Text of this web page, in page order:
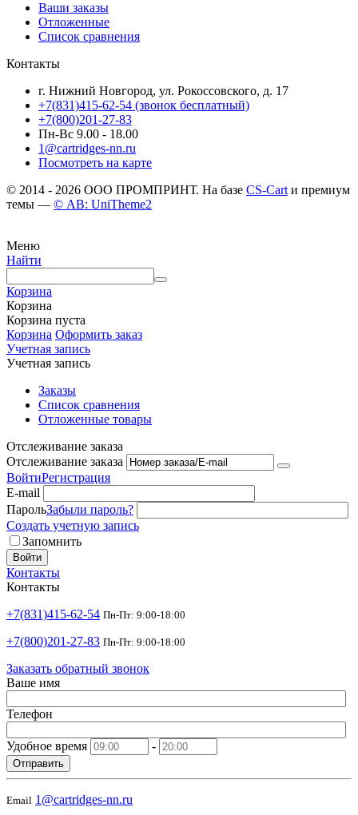
Ваши заказы
Отложенные
Список сравнения
Контакты
г. Нижний Новгород, ул. Рокоссовского, д. 17
+7(831)415-62-54 (звонок бесплатный)
+7(800)201-27-83
Пн-Вс 9.00 - 18.00
1@cartridges-nn.ru
Посмотреть на карте
© 2014 - 2026 ООО ПРОМПРИНТ. На базе CS-Cartи премиум
темы — © AB: UniTheme2
Меню
Найти
Корзина
Корзина
Корзина пуста
Корзина Оформить заказ
Учетная запись
Учетная запись
Заказы
Список сравнения
Отложенные товары
Отслеживание заказа
Отслеживание заказа
ВойтиРегистрация
E-mail
ПарольЗабыли пароль?
Создать учетную запись
Запомнить
Войти
Контакты
Контакты
+7(831)415-62-54 Пн-Пт: 9:00-18:00
+7(800)201-27-83 Пн-Пт: 9:00-18:00
Заказать обратный звонок
Ваше имя
Телефон
Удобное время -
Отправить
Email 1@cartridges-nn.ru